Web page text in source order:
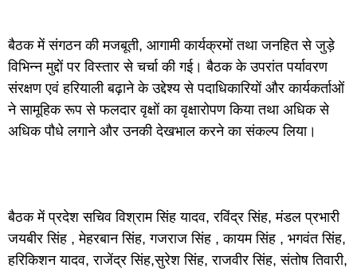
बैठक में संगठन की मजबूती, आगामी कार्यक्रमों तथा जनहित से जुड़े
विभिन्न मुद्दों पर विस्तार से चर्चा की गई। बैठक के उपरांत पर्यावरण
संरक्षण एवं हरियाली बढ़ाने के उद्देश्य से पदाधिकारियों और कार्यकर्ताओं
ने सामूहिक रूप से फलदार वृक्षों का वृक्षारोपण किया तथा अधिक से
अधिक पौधे लगाने और उनकी देखभाल करने का संकल्प लिया।
बैठक में प्रदेश सचिव विश्राम सिंह यादव, रविंद्र सिंह, मंडल प्रभारी
जयबीर सिंह , मेहरबान सिंह, गजराज सिंह , कायम सिंह , भगवंत सिंह,
हरिकिशन यादव, राजेंद्र सिंह,सुरेश सिंह, राजवीर सिंह, संतोष तिवारी,